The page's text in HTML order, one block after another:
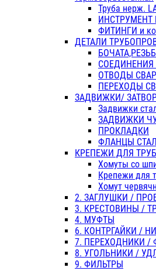
Труба нерж.
ИНСТРУМЕНТ
ФИТИНГИ и
ДЕТАЛИ
СОЕДИНЕНИЯ
ОТВОДЫ
ПЕРЕХОДЫ
ЗАДВИЖКИ/
Задвижки
ЗАДВИЖКИ
ПРОКЛАДКИ
ФЛАНЦЫ
КРЕПЕЖИ ДЛЯ ТРУБ
Хомуты со
Крепежи для
Хомут
2. ЗАГЛУШКИ /
3. КРЕСТОВИНЫ /
4. МУФТЫ
6. КОНТРГАЙКИ /
7. ПЕРЕХОДНИКИ /
8. УГОЛЬНИКИ /
9. ФИЛЬТРЫ